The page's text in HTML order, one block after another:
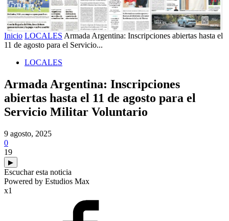
Inicio LOCALES Armada Argentina: Inscripciones abiertas hasta el
11 de agosto para el Servicio...
LOCALES
Armada Argentina: Inscripciones
abiertas hasta el 11 de agosto para el
Servicio Militar Voluntario
9 agosto, 2025
0
19
▶
Escuchar esta noticia
Powered by Estudios Max
x1